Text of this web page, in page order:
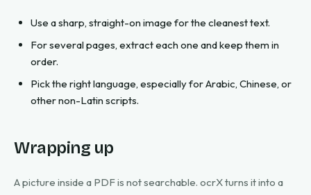
Use a sharp, straight-on image for the cleanest text.
For several pages, extract each one and keep them in
order.
Pick the right language, especially for Arabic, Chinese, or
other non-Latin scripts.
Wrapping up
A picture inside a PDF is not searchable. ocrX turns it into a